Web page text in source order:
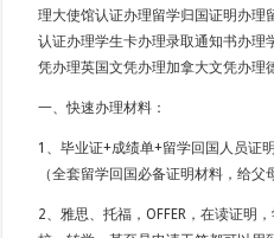
理大使馆认证办理留学归国证明办理
认证办理学生卡办理录取通知书办理
凭办理英国文凭办理加拿大文凭办理
一、快速办理材料：
1、毕业证+成绩单+留学回国人员证
（全套留学回国必备证明材料，给父
2、雅思、托福，OFFER，在读证明